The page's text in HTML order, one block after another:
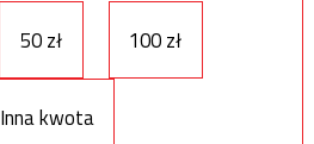
50 zł 100 zł
Inna kwota